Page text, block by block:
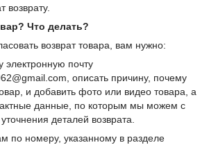
возврату.
Что делать?
возврат товара, вам нужно:
электронную почту
описать причину, почему
и добавить фото или видео товара, а
данные, по которым мы можем с
деталей возврата.
по номеру, указанному в разделе